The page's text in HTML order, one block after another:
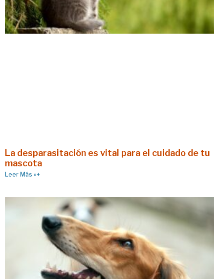
La desparasitación es vital para el cuidado de tu
mascota
Leer Más »+